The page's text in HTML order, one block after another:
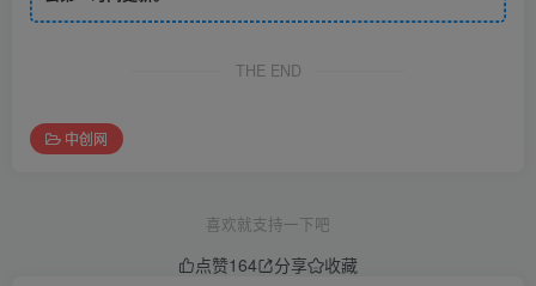
THE END
中创网
喜欢就支持一下吧
点赞164 分享
收藏